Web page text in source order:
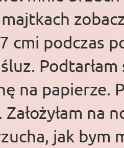
cmi podczas
na papierze.
Założyłam na
jak bym